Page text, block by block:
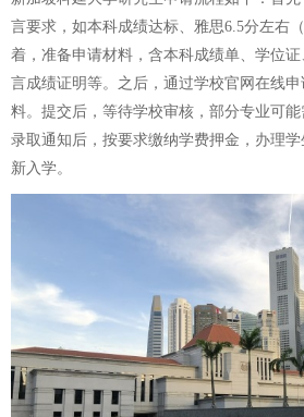
言要求，如本科成绩达标、雅思6.5分左右
着，准备申请材料，含本科成绩单、学位
言成绩证明等。之后，通过学校官网在线
料。提交后，等待学校审核，部分专业可
录取通知后，按要求缴纳学费押金，办理
新入学。